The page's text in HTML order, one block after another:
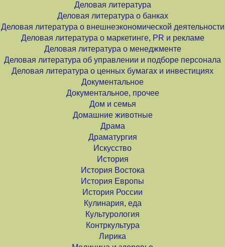
Деловая литература
Деловая литература о банках
Деловая литература о внешнеэкономической деятельности
Деловая литература о маркетинге, PR и рекламе
Деловая литература о менеджменте
Деловая литература об управлении и подборе персонала
Деловая литература о ценных бумагах и инвестициях
Документальное
Документальное, прочее
Дом и семья
Домашние животные
Драма
Драматургия
Искусство
История
История Востока
История Европы
История России
Кулинария, еда
Культурология
Контркультура
Лирика